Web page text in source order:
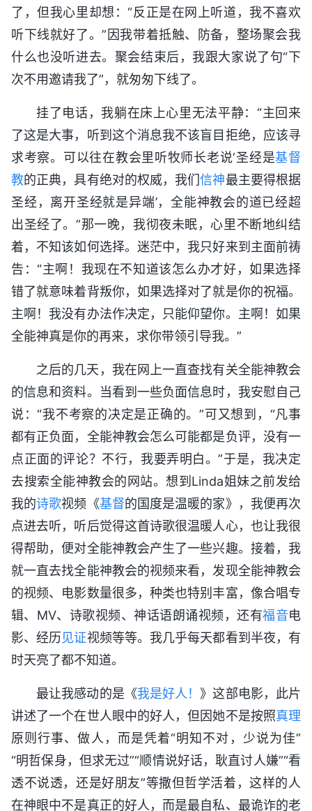
了，但我心里却想：“反正是在网上听道，我不喜欢
听下线就好了。”因我带着抵触、防备，整场聚会我
什么也没听进去。聚会结束后，我跟大家说了句“下
次不用邀请我了”，就匆匆下线了。
挂了电话，我躺在床上心里无法平静：“主回来
了这是大事，听到这个消息我不该盲目拒绝，应该寻
求考察。可以往在教会里听牧师长老说‘圣经是基督
教的正典，具有绝对的权威，我们信神最主要得根据
圣经，离开圣经就是异端’，全能神教会的道已经超
出圣经了。”那一晚，我彻夜未眠，心里不断地纠结
着，不知该如何选择。迷茫中，我只好来到主面前祷
告：“主啊！我现在不知道该怎么办才好，如果选择
错了就意味着背叛你，如果选择对了就是你的祝福。
主啊！我没有办法作决定，只能仰望你。主啊！如果
全能神真是你的再来，求你带领引导我。”
之后的几天，我在网上一直查找有关全能神教会
的信息和资料。当看到一些负面信息时，我安慰自己
说：“我不考察的决定是正确的。”可又想到，“凡事
都有正负面，全能神教会怎么可能都是负评，没有一
点正面的评论？不行，我要弄明白。”于是，我决定
去搜索全能神教会的网站。想到Linda姐妹之前发给
我的诗歌视频《基督的国度是温暖的家》，我便再次
点进去听，听后觉得这首诗歌很温暖人心，也让我很
得帮助，便对全能神教会产生了一些兴趣。接着，我
就一直去找全能神教会的视频来看，发现全能神教会
的视频、电影数量很多，种类也特别丰富，像合唱专
辑、MV、诗歌视频、神话语朗诵视频，还有福音电
影、经历见证视频等等。我几乎每天都看到半夜，有
时天亮了都不知道。
最让我感动的是《我是好人！》这部电影，此片
讲述了一个在世人眼中的好人，但因她不是按照真理
原则行事、做人，而是凭着“明知不对，少说为佳”
“明哲保身，但求无过”“顺情说好话，耿直讨人嫌”“看
透不说透，还是好朋友”等撒但哲学活着，这样的人
在神眼中不是真正的好人，而是最自私、最诡诈的老